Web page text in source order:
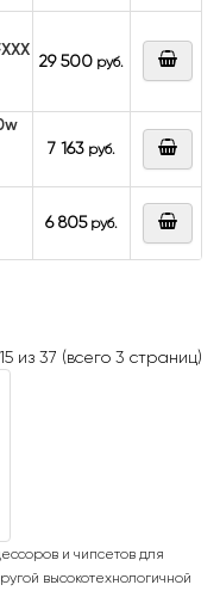
29 500 руб.
7 163 руб.
6 805руб.
из 37 (всего 3 страниц)
и чипсетов для
высокотехнологичной